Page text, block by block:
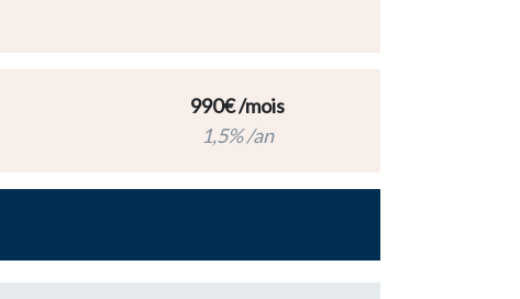
990€ /mois
1,5% /an